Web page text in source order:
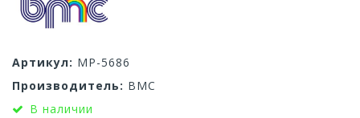
Артикул: МР-5686
Производитель: ВМС
В наличии